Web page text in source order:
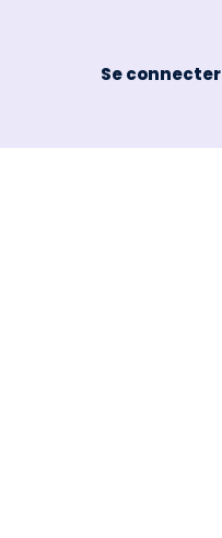
Se connecter